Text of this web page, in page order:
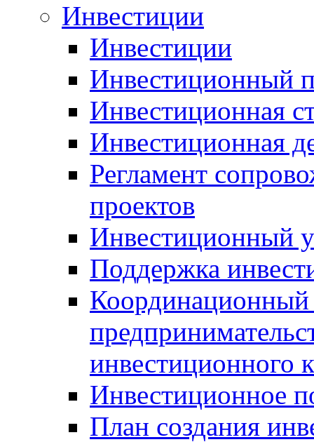
Инвестиции
Инвестиции
Инвестиционный
Инвестиционная
Инвестиционная
Регламент
проектов
Инвестиционный
Поддержка
Координационный
инвестиционного
Инвестиционное
План создания